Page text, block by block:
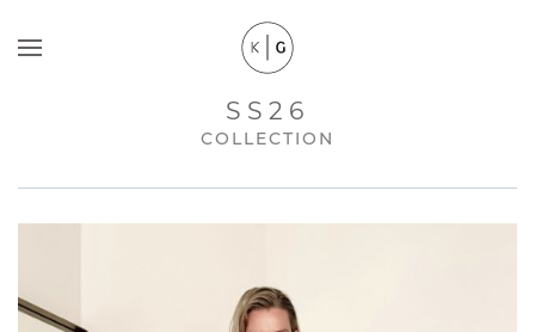
SS26
COLLECTION